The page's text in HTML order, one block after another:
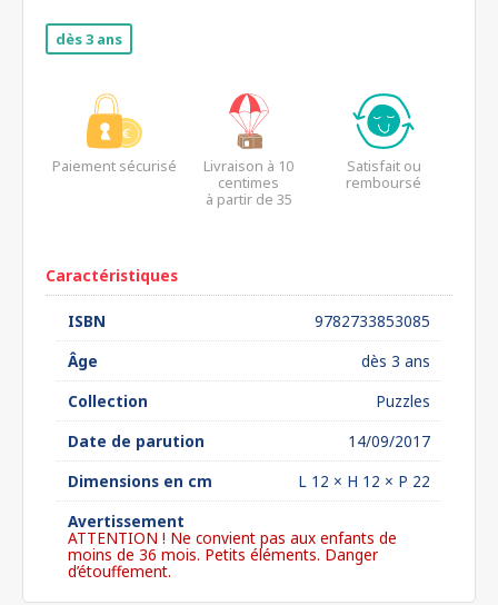
dès 3 ans
Paiement sécurisé
Livraison à 10
centimes
à partir de 35
Satisfait ou
remboursé
Caractéristiques
ISBN
9782733853085
Âge
dès 3 ans
Collection
Puzzles
Date de parution
14/09/2017
Dimensions en cm
L 12 × H 12 × P 22
Avertissement
ATTENTION ! Ne convient pas aux enfants de
moins de 36 mois. Petits éléments. Danger
d’étouffement.